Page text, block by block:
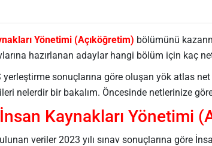
Yönetimi (Açıköğretim) bölümünü
hazırlanan adaylar hangi bölüm için kaç
yerleştirme sonuçlarına göre oluşan yök atlas
nelerdir bir bakalım. Öncesinde netlerinize
İnsan Kaynakları Yönetimi
veriler 2023 yılı sınav sonuçlarına göre